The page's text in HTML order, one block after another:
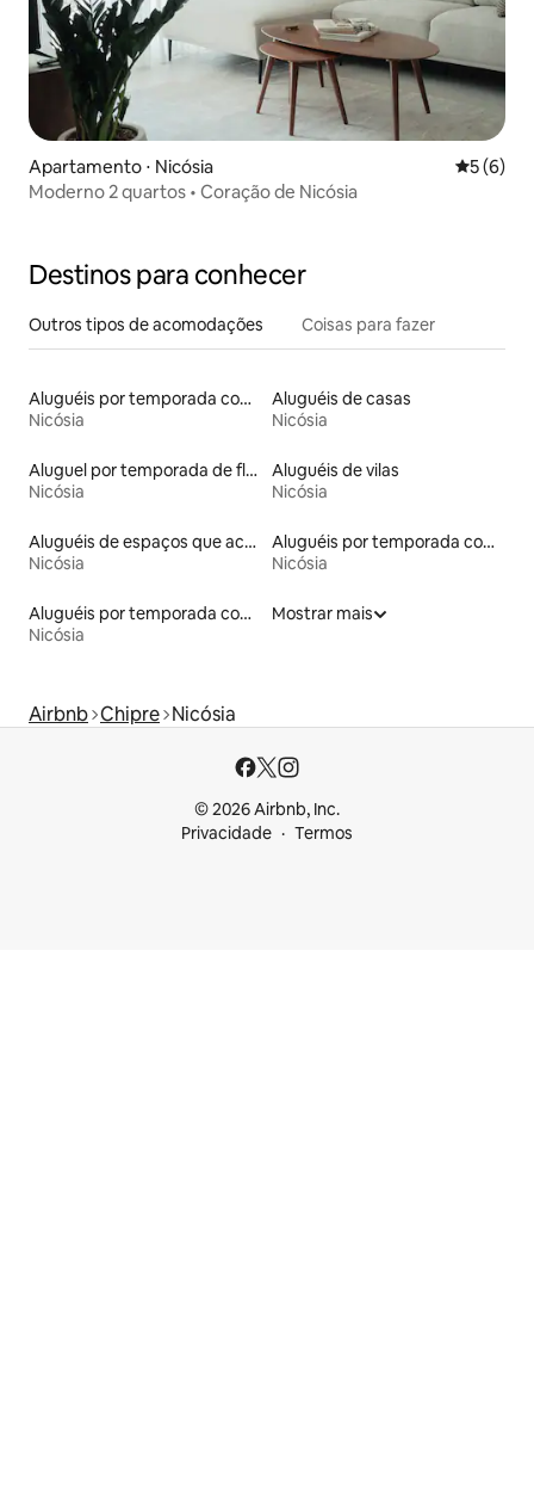
Apartamento ⋅ Nicósia 5 de
5 (6)
Moderno 2 quartos • Coração de Nicósia
Destinos para conhecer
Outros tipos de acomodações Coisas para fazer
Aluguéis por temporada com acesso ao lago
Nicósia
Aluguéis de casas
Nicósia
Aluguel por temporada de flats
Nicósia
Aluguéis de vilas
Nicósia
Aluguéis de espaços que aceitam animais de estimação
Nicósia
Aluguéis por temporada com acesso à praia
Nicósia
Aluguéis por temporada com banheira de hidromassagem
Nicósia
Mostrar mais
Airbnb Chipre Nicósia
© 2026 Airbnb, Inc.
Privacidade
Termos